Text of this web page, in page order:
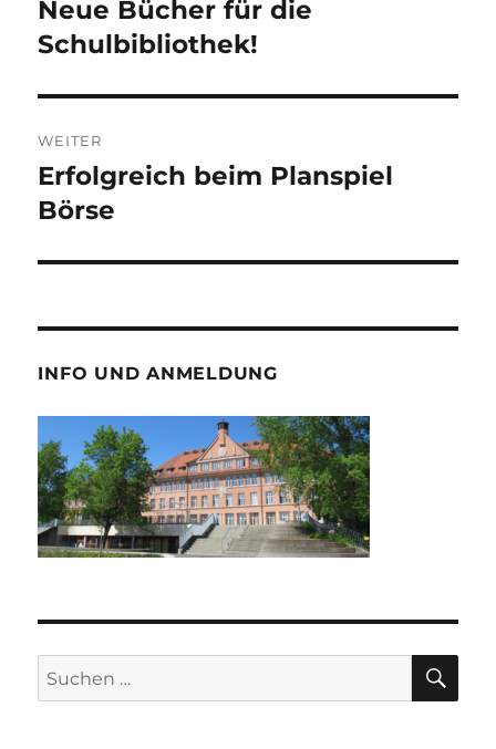
Vorheriger
Beitrag:
Neue Bücher für die
Schulbibliothek!
WEITER
Nächster
Beitrag:
Erfolgreich beim Planspiel
Börse
INFO UND ANMELDUNG
Suche
nach: